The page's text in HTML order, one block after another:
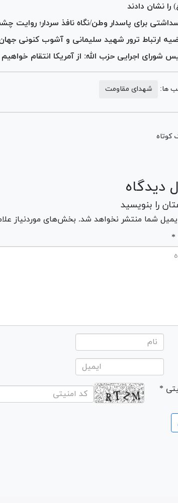
نشان دادند
برای پاسدار وطن/نگاه نافذ سردار؛
ارتباط ترور شهید سلیمانی و آشوب کنونی
شورای اجرایی حزب الله: از آمریکا انتقام
ها: شهدای مقاومت
کوتاه
دیدگاه
را بنویسید
شما منتشر نخواهد شد. بخش‌های موردنیاز